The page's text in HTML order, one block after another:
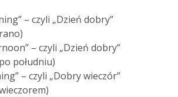
– czyli „Dzień dobry”
– czyli „Dzień dobry”
południu)
– czyli „Dobry wieczór”